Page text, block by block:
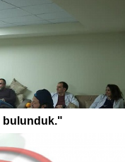
bulunduk."